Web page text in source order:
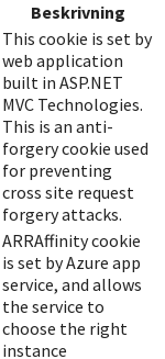
Beskrivning
This cookie is set by
web application
built in ASP.NET
MVC Technologies.
This is an anti-
forgery cookie used
for preventing
cross site request
forgery attacks.
ARRAffinity cookie
is set by Azure app
service, and allows
the service to
choose the right
instance